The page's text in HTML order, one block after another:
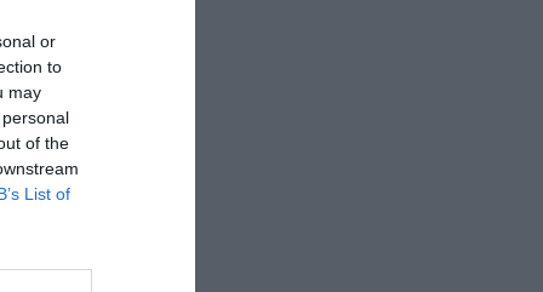
or
to
may
of the
List of